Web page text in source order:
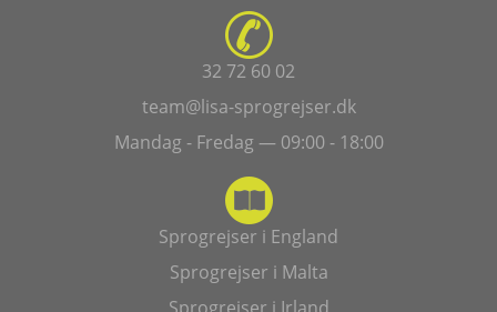
32 72 60 02
team@lisa-sprogrejser.dk
Mandag - Fredag — 09:00 - 18:00
Sprogrejser i England
Sprogrejser i Malta